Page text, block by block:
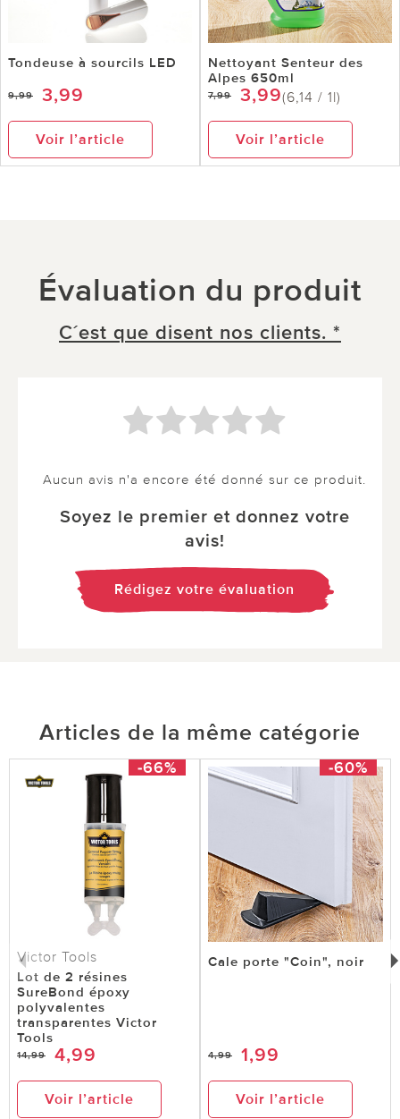
Tondeuse à sourcils LED
9,99 3,99
Voir l’article
Nettoyant Senteur des
Alpes 650ml
7,99 3,99(6,14 / 1l)
Voir l’article
Évaluation du produit
C´est que disent nos clients. *
Aucun avis n'a encore été donné sur ce produit.
Soyez le premier et donnez votre
avis!
Rédigez votre évaluation
Articles de la même catégorie
-66%
Victor Tools
Lot de 2 résines
SureBond époxy
polyvalentes
transparentes Victor
Tools
14,99 4,99
Voir l’article
-60%
Cale porte "Coin", noir
4,99 1,99
Voir l’article